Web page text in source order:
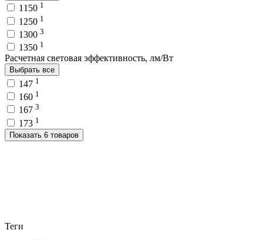
1150 1
1250 1
1300 3
1350 1
Расчетная световая эффективность, лм/Вт
Выбрать все
147 1
160 1
167 3
173 1
Показать 6 товаров
Теги